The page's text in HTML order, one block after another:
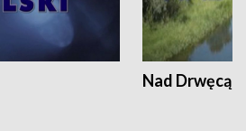
Nad Drwęcą